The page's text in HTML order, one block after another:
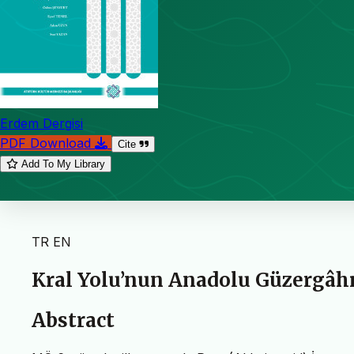
Erdem Dergisi
PDF Download
Cite
Add To My Library
TR EN
Kral Yolu’nun Anadolu
Abstract